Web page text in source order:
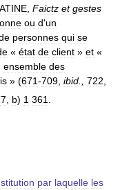
Faictz et gestes
ou d'un
personnes qui se
« état de client » et «
ensemble des
» (671-709 ibid 722
b) 1 361
par laquelle les